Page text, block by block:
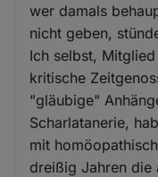
wer damals
nicht geben,
Ich selbst,
kritische
"gläubige"
Scharlatanerie,
mit
dreißig Jahren die